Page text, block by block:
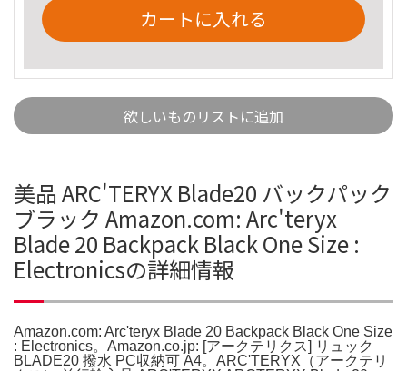
カートに入れる
欲しいものリストに追加
美品 ARC'TERYX Blade20 バックパック
ブラック Amazon.com: Arc'teryx
Blade 20 Backpack Black One Size :
Electronicsの詳細情報
Amazon.com: Arc'teryx Blade 20 Backpack Black One Size
: Electronics。Amazon.co.jp: [アークテリクス] リュック
BLADE20 撥水 PC収納可 A4。ARC'TERYX（アークテリ